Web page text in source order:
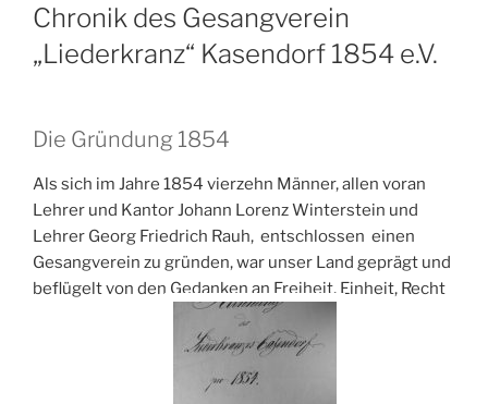
Chronik des Gesangverein
„Liederkranz“ Kasendorf 1854 e.V.
Die Gründung 1854
Als sich im Jahre 1854 vierzehn Männer, allen voran
Lehrer und Kantor Johann Lorenz Winterstein und
Lehrer Georg Friedrich Rauh, entschlossen einen
Gesangverein zu gründen, war unser Land geprägt und
beflügelt von den Gedanken an Freiheit, Einheit, Recht